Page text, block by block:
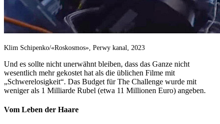
Klim Schipenko/«Roskosmos», Perwy kanal, 2023
Und es sollte nicht unerwähnt bleiben, dass das Ganze nicht
wesentlich mehr gekostet hat als die üblichen Filme mit
„Schwerelosigkeit“. Das Budget für The Challenge wurde mit
weniger als 1 Milliarde Rubel (etwa 11 Millionen Euro) angeben.
Vom Leben der Haare